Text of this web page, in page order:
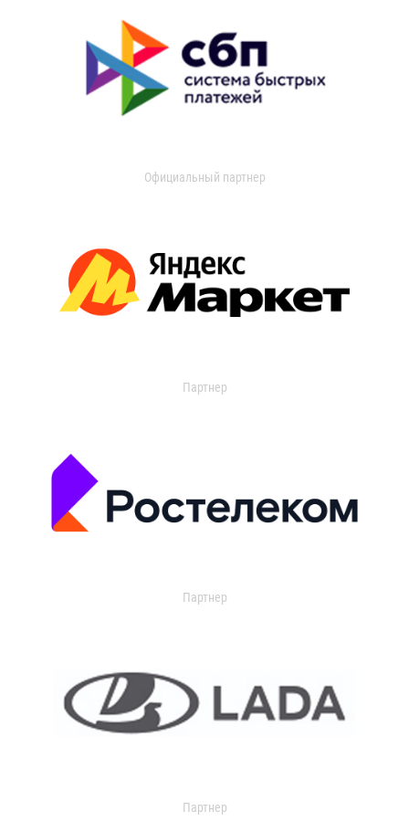
Официальный партнер
Партнер
Партнер
Партнер